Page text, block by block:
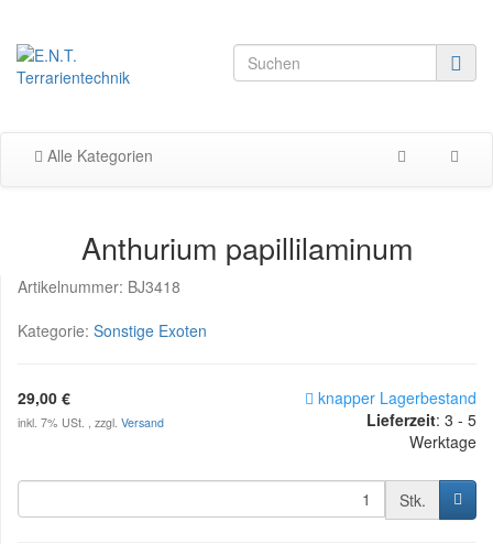
Alle Kategorien
Anthurium papillilaminum
Artikelnummer: BJ3418
Kategorie: Sonstige Exoten
29,00 €
inkl. 7% USt. , zzgl. Versand
knapper Lagerbestand
Lieferzeit: 3 - 5
Werktage
Stk.